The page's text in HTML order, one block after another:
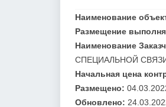
Наименование
Размещение
Наименование
СПЕЦИАЛЬНОЙ
Начальная цена
Размещено:
Обновлено: